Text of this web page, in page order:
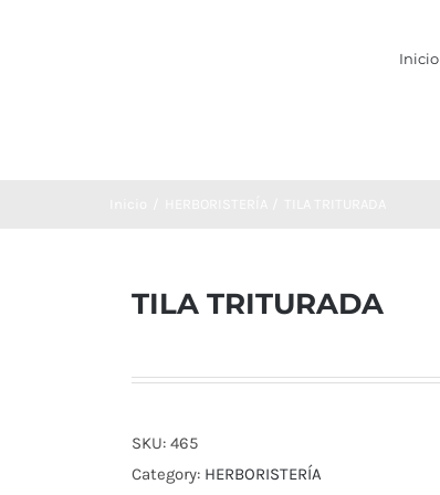
Inicio
TILA TRITURADA
SKU: 465
Category: HERBORISTERÍA